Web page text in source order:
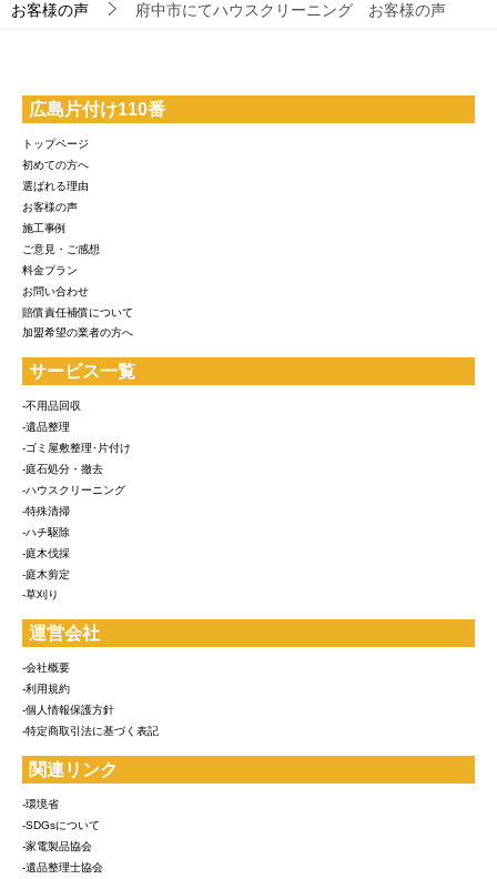
お客様の声 府中市にてハウスクリーニング お客様の声
広島片付け110番
トップページ
初めての方へ
選ばれる理由
お客様の声
施工事例
ご意見・ご感想
料金プラン
お問い合わせ
賠償責任補償について
加盟希望の業者の方へ
サービス一覧
-不用品回収
-遺品整理
-ゴミ屋敷整理･片付け
-庭石処分・撤去
-ハウスクリーニング
-特殊清掃
-ハチ駆除
-庭木伐採
-庭木剪定
-草刈り
運営会社
-会社概要
-利用規約
-個人情報保護方針
-特定商取引法に基づく表記
関連リンク
-環境省
-SDGsについて
-家電製品協会
-遺品整理士協会